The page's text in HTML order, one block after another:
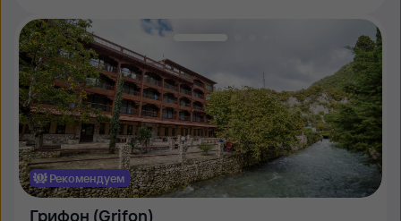
Рекомендуем
Грифон (Grifon)